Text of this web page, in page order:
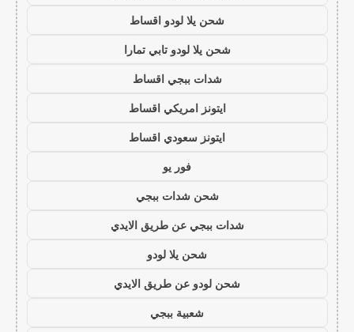
شحن يلا لودو اقساط
شحن يلا لودو تابي تمارا
شدات ببجي اقساط
ايتونز امريكي اقساط
ايتونز سعودي اقساط
فور يو
شحن شدات ببجي
شدات ببجي عن طريق الايدي
شحن يلا لودو
شحن لودو عن طريق الايدي
شعبية ببجي